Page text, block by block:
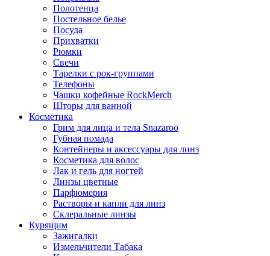
Полотенца
Постельное белье
Посуда
Прихватки
Рюмки
Свечи
Тарелки с рок-группами
Телефоны
Чашки кофейные RockMerch
Шторы для ванной
Косметика
Грим для лица и тела Snazaroo
Губная помада
Контейнеры и аксессуары для линз
Косметика для волос
Лак и гель для ногтей
Линзы цветные
Парфюмерия
Растворы и капли для линз
Склеральные линзы
Курящим
Зажигалки
Измельчители Табака